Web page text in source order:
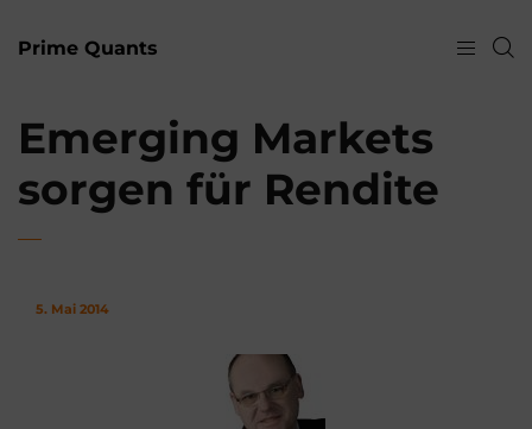
Prime Quants
Emerging Markets
sorgen für Rendite
5. Mai 2014